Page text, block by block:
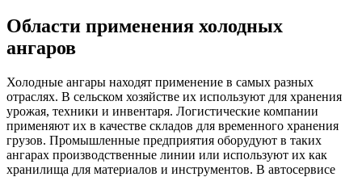
Области применения холодных
ангаров
Холодные ангары находят применение в самых разных
отраслях. В сельском хозяйстве их используют для хранения
урожая, техники и инвентаря. Логистические компании
применяют их в качестве складов для временного хранения
грузов. Промышленные предприятия оборудуют в таких
ангарах производственные линии или используют их как
хранилища для материалов и инструментов. В автосервисе